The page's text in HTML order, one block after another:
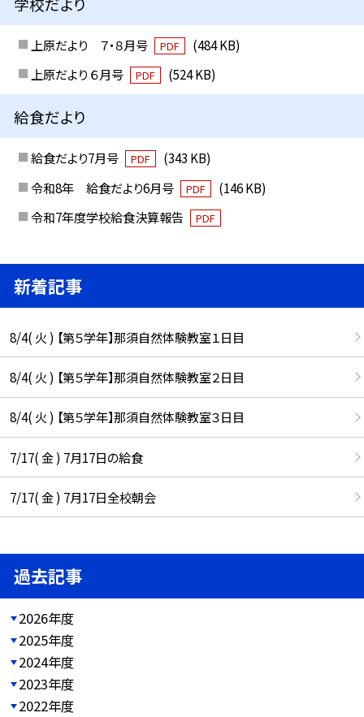
上原だより ７・８月号 PDF
(484 KB)
上原だより ６月号
PDF (524 KB)
給食だより
給食だより7月号 PDF
(343 KB)
令和8年 給食だより6月号
PDF
(146 KB)
令和7年度学校給食決算報告
PDF
新着記事
8/4( 火 ) 【第５学年】那須自然体験教室１日目
8/4( 火 ) 【第５学年】那須自然体験教室２日目
8/4( 火 ) 【第５学年】那須自然体験教室３日目
7/17( 金 ) 7月17日の給食
7/17( 金 ) 7月17日全校朝会
過去記事
2026年度
2025年度
2024年度
2023年度
2022年度